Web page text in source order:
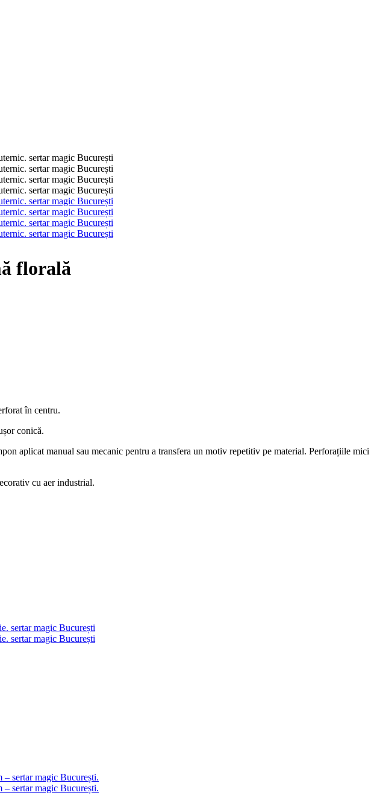
florală
în centru.
conică.
aplicat manual sau mecanic pentru a transfera un motiv repetitiv pe material. Perforațiile mici
cu aer industrial.